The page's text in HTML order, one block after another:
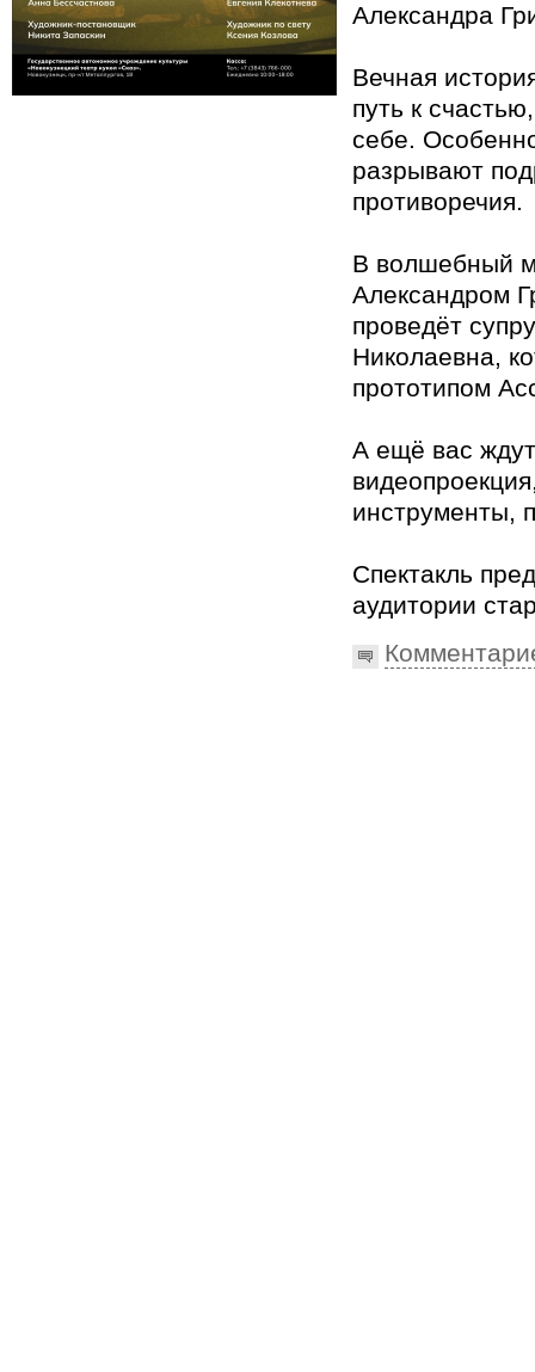
Александра
Вечная
путь к
себе.
разрывают
противоречия.
В волшебный
Александром
проведёт
Николаевна,
прототипом
А ещё вас
инструменты,
Спектакль
аудитории